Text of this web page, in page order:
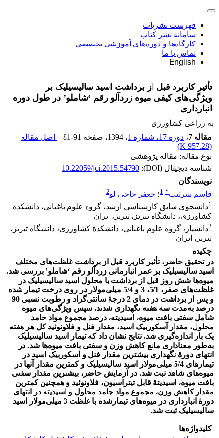
فهرست نشریات
سامانه نشر کتاب
کارگاه‌ها و دوره‌های آموزشی تخصصی
تماس با ما
English
تأثیر کاربرد قبل از برداشت اسید سالیسیلیک بر
ویژگی‌های کیفی میوه زردآلو رقم ‘شاملو’ در طول دوره
انبارداری
به زراعی کشاورزی
مقاله 7
، دوره 17، شماره 1 ، 1394 ، صفحه 81-91
اصل مقاله
(
957.28 K
)
نوع مقاله: مقاله پژوهشی
شناسه دیجیتال (DOI):
10.22059/jci.2015.54790
نویسندگان
قاسم سرتیپ*
1؛ جعفر حاجی لو2
1دانشجوی سابق کارشناسی ارشد، گروه علوم باغبانی، دانشکدة
کشاورزی، دانشگاه تبریز، تبریز، ایران
2دانشیار، گروه علوم باغبانی، دانشکدة کشاورزی، دانشگاه تبریز،
تبریز، ایران
چکیده
در تحقیق حاضر، تأثیر کاربرد قبل از برداشت غلظت‌های مختلف
اسید سالیسیلیک بر عمر انبارمانی زردآلو رقم ‘شاملو‌’ بررسی شد.
میوه‌ها شش روز قبل از برداشت با محلول اسید سالیسیلیک در
غلظت‌های صفر، 5/1، 3 و 5/4 میلی‌مولار در روی درخت تیمار شده
و پس از برداشت در دمای 2 درجۀ سانتی‌گراد و رطوبت نسبی 90
درصد به‌مدت سه هفته نگهداری شدند. سپس ویژگی‌های میوه
شامل سفتی بافت میوه، اسیدیته، درصد مجموع مواد جامد
محلول، مقدار آسکوربیک اسید، مقدار فنل و فلاونوئید کل هر هفته
یک ­بار اندازه‌گیری شد. نتایج نشان داد که تیمار اسید سالیسیلیک
به‌طور معناداری مانع کاهش وزن و سفتی بافت میوه‌ها شد. در
انتهای دورۀ نگهداری بیشترین مقدار فنل و آسکوربیک اسید در
تیمارهای 5/4 میلی‌مولار اسید سالیسیلیک و کمترین مقدار آنها در
میوه‌های شاهد ثبت شد. در آزمایش حاضر، بیشترین مقدار سفتی
بافت میوه، اسیدیتۀ قابل تیتراسیون، فلاونوئید و همچنین کمترین
مقدار کاهش وزن، مجموع مواد جامد محلول و اسیدیته در انتهای
دورۀ انبارداری در میوه‌های تیمارشده با غلظت 3 میلی‌مولار اسید
سالیسیلیک ثبت شد.
کلیدواژه‌ها